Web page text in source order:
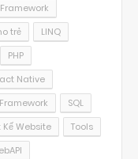
trẻ
LINQ
PHP
Native
SQL
Kế Website
Tools